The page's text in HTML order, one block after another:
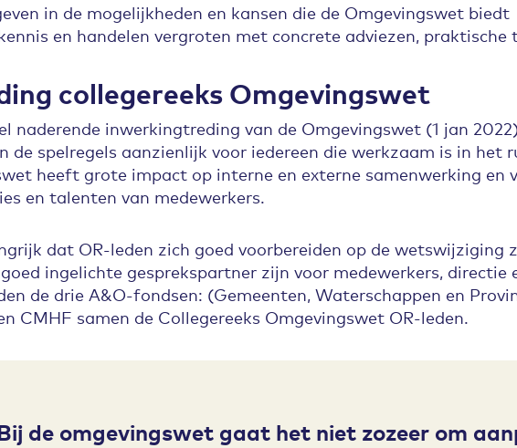
in de mogelijkheden en kansen die de Omgevingswet biedt
en handelen vergroten met concrete adviezen,
collegereeks Omgevingswet
naderende inwerkingtreding van de Omgevingswet (1 jan
de spelregels aanzienlijk voor iedereen die werkzaam is in het
heeft grote impact op interne en externe samenwerking en
en talenten van medewerkers.
dat OR-leden zich goed voorbereiden op de wetswijziging
ingelichte gesprekspartner zijn voor medewerkers, directie
de drie A&O-fondsen: (Gemeenten, Waterschappen en
CMHF samen de Collegereeks Omgevingswet OR-leden.
de omgevingswet gaat het niet zozeer om